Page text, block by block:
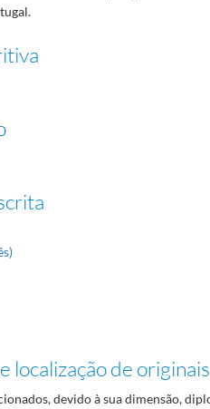
localização de originais
devido à sua dimensão,